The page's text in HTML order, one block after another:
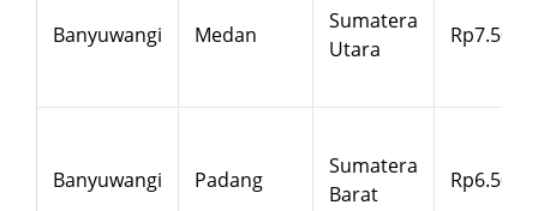
Banyuwangi Medan
Sumatera
Utara
Rp7.500
Banyuwangi Padang
Sumatera
Barat
Rp6.500